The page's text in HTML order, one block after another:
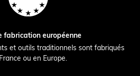
fabrication européenne
et outils traditionnels sont fabriqués
ou en Europe.